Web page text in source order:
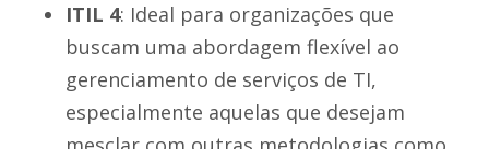
ITIL 4: Ideal para organizações que
buscam uma abordagem flexível ao
gerenciamento de serviços de TI,
especialmente aquelas que desejam